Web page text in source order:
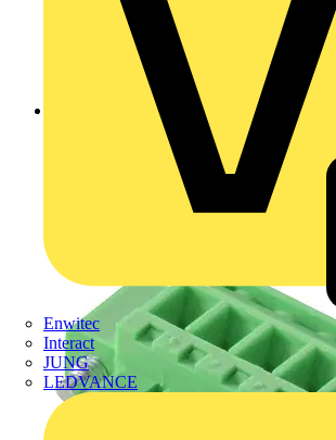
Enwitec
Interact
JUNG
LEDVANCE
Zurück zu Produkte